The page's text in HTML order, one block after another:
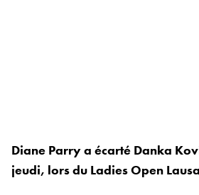
Diane Parry a écarté Danka
jeudi, lors du Ladies Open